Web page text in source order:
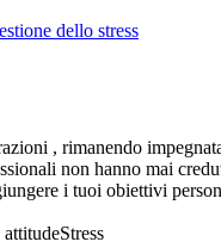
dello stress
, rimanendo
non hanno mai
i tuoi obiettivi